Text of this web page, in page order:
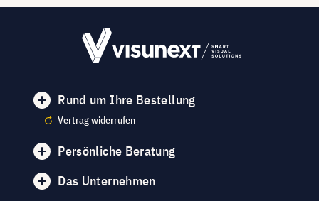
Rund um Ihre Bestellung
Vertrag widerrufen
Persönliche Beratung
Das Unternehmen